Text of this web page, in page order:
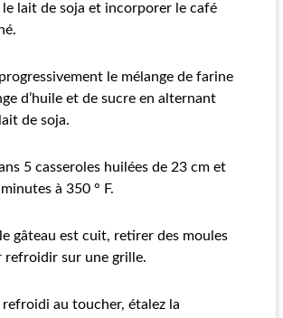
le lait de soja et incorporer le café
le mélange de farine
d’huile et de sucre en alternant
de soja.
5 casseroles huilées de 23 cm et
à 350 ° F.
gâteau est cuit, retirer des moules
refroidir sur une grille.
au toucher, étalez la